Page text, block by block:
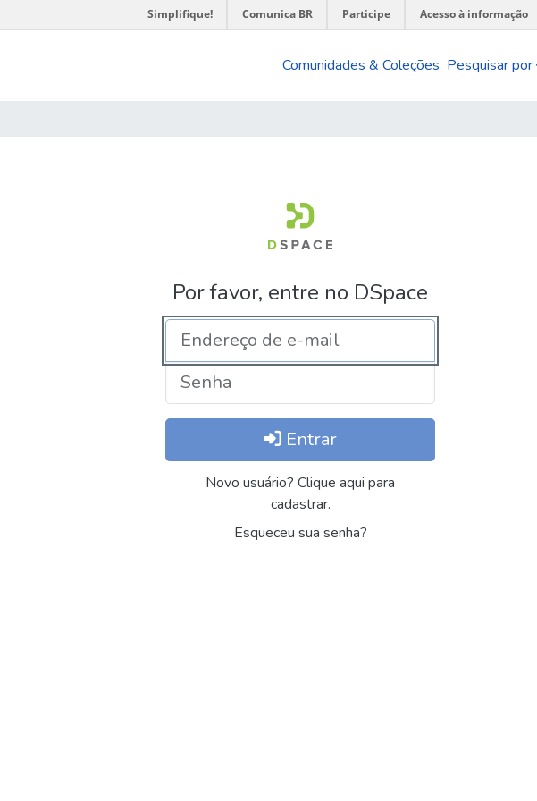
Simplifique! Comunica BR Participe Acesso à informação
Comunidades & Coleções Pesquisar por
Por favor, entre no DSpace
Entrar
Novo usuário? Clique aqui para
cadastrar.
Esqueceu sua senha?